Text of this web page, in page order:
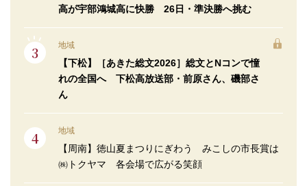
高が宇部鴻城高に快勝 26日・準決勝へ挑む
地域
【下松】［あきた総文2026］総文とNコンで憧
れの全国へ 下松高放送部・前原さん、磯部さ
ん
地域
【周南】徳山夏まつりにぎわう みこしの市長賞は
㈱トクヤマ 各会場で広がる笑顔